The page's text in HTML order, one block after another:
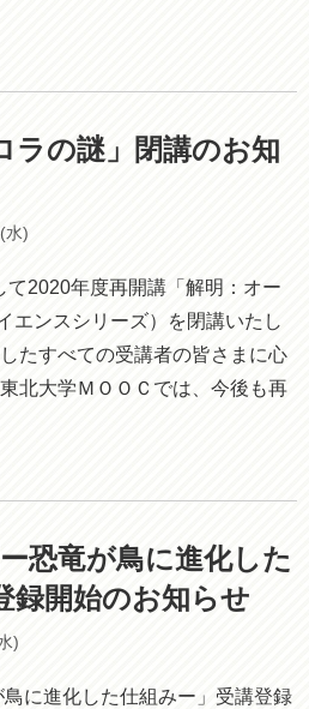
ラの謎」閉講のお知
水)
2020年度再開講「解明：オー
エンスシリーズ）を閉講いたし
たすべての受講者の皆さまに心
北大学ＭＯＯＣでは、今後も再
恐竜が鳥に進化した
録開始のお知らせ
)
に進化した仕組みー」受講登録